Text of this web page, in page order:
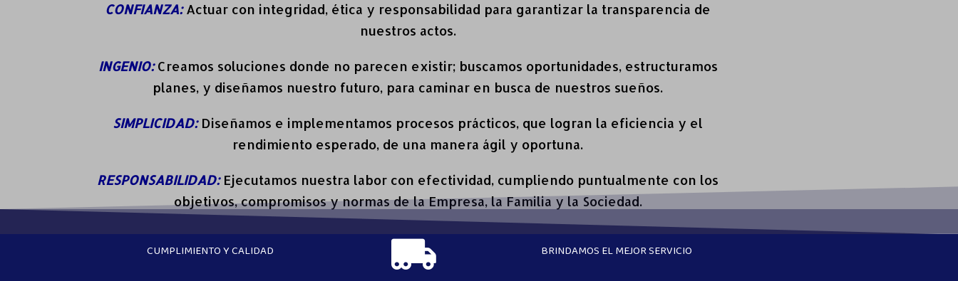
CONFIANZA:Actuar con integridad, ética y responsabilidad para garantizar la transparencia de
nuestros actos.
INGENIO:Creamos soluciones donde no parecen existir; buscamos oportunidades, estructuramos
planes, y diseñamos nuestro futuro, para caminar en busca de nuestros sueños.
SIMPLICIDAD:Diseñamos e implementamos procesos prácticos, que logran la eficiencia y el
rendimiento esperado, de una manera ágil y oportuna.
RESPONSABILIDAD:Ejecutamos nuestra labor con efectividad, cumpliendo puntualmente con los
objetivos, compromisos y normas de la Empresa, la Familia y la Sociedad.
CUMPLIMIENTO Y CALIDAD BRINDAMOS EL MEJOR SERVICIO